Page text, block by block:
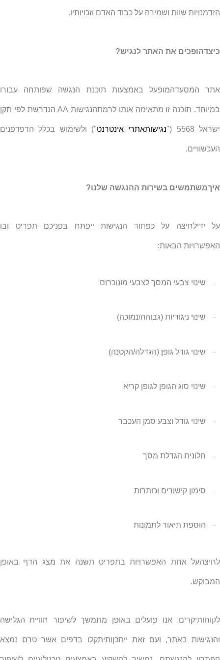
הזדמנויות שוות ושמירה על כבוד האדם וזכויותיו.
כיצדהופכים את האתר לנגיש?
אתר המסעדהמופעל באמצעות תוכנת הנגשה שפותחה עבורו
במיוחד. תוכנה זו מתאימה אותו לרמתהנגישות AAהנדרשת לפי תקן
ישראל 5568 (" נגישותאתרי אינטרנט") ולשימוש בכלל הדפדפנים
העכשוויים.
איךמשתמשים בשירות ההנגשה שלנו?
על ידילחיצה על כפתור הנגישות ייפתח בפניכם תפריט ובו
האפשרויות הבאות:
· שינוי צבעי המסך לצבעי מונוכרום
· שינוי ניגודיות (גבוהה/נמוכה)
· שינוי גודל גופן (הגדלה/הקטנה)
· שינוי סוג הגופן לגופן קריא
· שינוי גודל וצבע סמן העכבר
· חלונית הגדלת מסך
· סימון קישורים וכותרות
· הוספת תיאור לתמונות
לחיצהעל אחת האפשרויות בתפריט תשנה את מצג הדף באופן
המבוקש.
לקוחותיקרים, אנו פועלים באופן מתמשך לשיפור חוויית הגלישה
והנגישות באתר, ועם זאת ייתכןותיתקלו בדפים אשר טרם נמצא